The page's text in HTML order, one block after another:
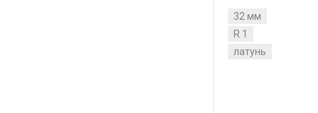
32 мм
R 1
латунь